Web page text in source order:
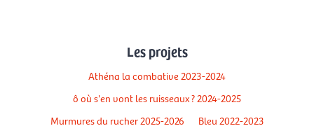
Les projets
Athéna la combative 2023-2024
ô où s'en vont les ruisseaux ? 2024-2025
Murmures du rucher 2025-2026
Bleu 2022-2023